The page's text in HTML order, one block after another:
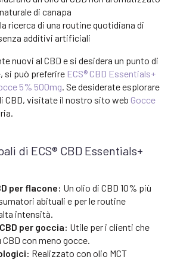
di canapa
ricerca di una routine quotidiana di
additivi artificiali
nuovi al CBD e si desidera un punto di
si può preferire ECS® CBD Essentials+
5% 500mg. Se desiderate esplorare
CBD, visitate il nostro sito web Gocce
di ECS® CBD Essentials+
per flacone: Un olio di CBD 10% più
abituali e per le routine
intensità.
per goccia: Utile per i clienti che
con meno gocce.
Realizzato con olio MCT